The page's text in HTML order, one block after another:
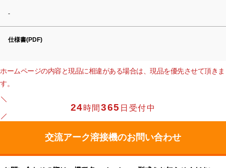
-
仕様書(PDF)
ホームページの内容と現品に相違がある場合は、現品を優先させて頂きま
す。
24時間365 日受付中